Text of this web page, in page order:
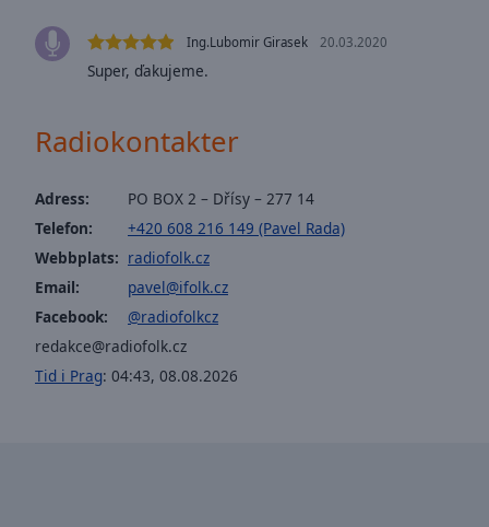
Opacity
Style
Font
Family
Ing.Lubomir Girasek 20.03.2020
Super, ďakujeme.
Radiokontakter
Adress:
PO BOX 2 – Dřísy – 277 14
Telefon:
+420 608 216 149 (Pavel Rada)
Webbplats: radiofolk.cz
Email:
pavel@ifolk.cz
Facebook:
@radiofolkcz
redakce@radiofolk.cz
Tid i Prag: 04:43, 08.08.2026